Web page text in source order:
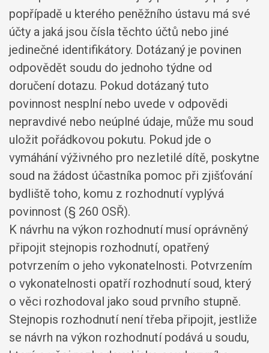
popřípadě u kterého peněžního ústavu má své
účty a jaká jsou čísla těchto účtů nebo jiné
jedinečné identifikátory. Dotázaný je povinen
odpovědět soudu do jednoho týdne od
doručení dotazu. Pokud dotázaný tuto
povinnost nesplní nebo uvede v odpovědi
nepravdivé nebo neúplné údaje, může mu soud
uložit pořádkovou pokutu. Pokud jde o
vymáhání výživného pro nezletilé dítě, poskytne
soud na žádost účastníka pomoc při zjišťování
bydliště toho, komu z rozhodnutí vyplývá
povinnost (§ 260 OSŘ).
K návrhu na výkon rozhodnutí musí oprávněný
připojit stejnopis rozhodnutí, opatřený
potvrzením o jeho vykonatelnosti. Potvrzením
o vykonatelnosti opatří rozhodnutí soud, který
o věci rozhodoval jako soud prvního stupně.
Stejnopis rozhodnutí není třeba připojit, jestliže
se návrh na výkon rozhodnutí podává u soudu,